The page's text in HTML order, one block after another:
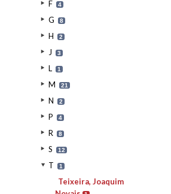
F 4
G 8
H 2
J 3
L 1
M 21
N 2
P 4
R 8
S 12
T 1
Teixeira, Joaquim